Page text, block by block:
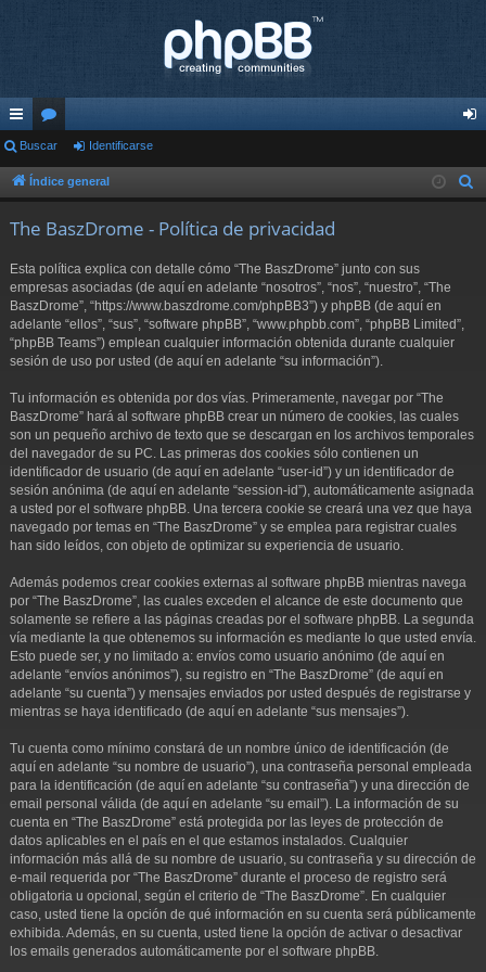
nl
ac
pi
do
s
or
os nti
Buscar Identificarse
Índice general
The BaszDrome - Política de privacidad
Esta política explica con detalle cómo “The BaszDrome” junto con sus
empresas asociadas (de aquí en adelante “nosotros”, “nos”, “nuestro”, “The
BaszDrome”, “https://www.baszdrome.com/phpBB3”) y phpBB (de aquí en
adelante “ellos”, “sus”, “software phpBB”, “www.phpbb.com”, “phpBB Limited”,
“phpBB Teams”) emplean cualquier información obtenida durante cualquier
sesión de uso por usted (de aquí en adelante “su información”).
Tu información es obtenida por dos vías. Primeramente, navegar por “The
BaszDrome” hará al software phpBB crear un número de cookies, las cuales
son un pequeño archivo de texto que se descargan en los archivos temporales
del navegador de su PC. Las primeras dos cookies sólo contienen un
identificador de usuario (de aquí en adelante “user-id”) y un identificador de
sesión anónima (de aquí en adelante “session-id”), automáticamente asignada
a usted por el software phpBB. Una tercera cookie se creará una vez que haya
navegado por temas en “The BaszDrome” y se emplea para registrar cuales
han sido leídos, con objeto de optimizar su experiencia de usuario.
Además podemos crear cookies externas al software phpBB mientras navega
por “The BaszDrome”, las cuales exceden el alcance de este documento que
solamente se refiere a las páginas creadas por el software phpBB. La segunda
vía mediante la que obtenemos su información es mediante lo que usted envía.
Esto puede ser, y no limitado a: envíos como usuario anónimo (de aquí en
adelante “envíos anónimos”), su registro en “The BaszDrome” (de aquí en
adelante “su cuenta”) y mensajes enviados por usted después de registrarse y
mientras se haya identificado (de aquí en adelante “sus mensajes”).
Tu cuenta como mínimo constará de un nombre único de identificación (de
aquí en adelante “su nombre de usuario”), una contraseña personal empleada
para la identificación (de aquí en adelante “su contraseña”) y una dirección de
email personal válida (de aquí en adelante “su email”). La información de su
cuenta en “The BaszDrome” está protegida por las leyes de protección de
datos aplicables en el país en el que estamos instalados. Cualquier
información más allá de su nombre de usuario, su contraseña y su dirección de
e-mail requerida por “The BaszDrome” durante el proceso de registro será
obligatoria u opcional, según el criterio de “The BaszDrome”. En cualquier
caso, usted tiene la opción de qué información en su cuenta será públicamente
exhibida. Además, en su cuenta, usted tiene la opción de activar o desactivar
los emails generados automáticamente por el software phpBB.